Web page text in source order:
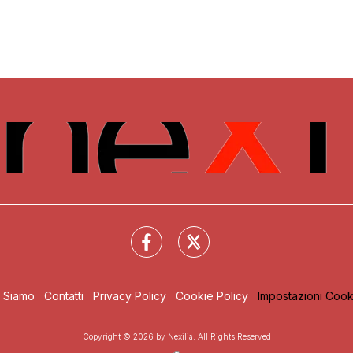
Siamo Contatti Privacy Policy Cookie Policy Impostazioni
Copyright © 2026 by Nexilia. All Rights Reserved